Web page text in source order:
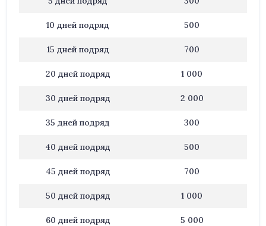
10 дней подряд 500
15 дней подряд 700
20 дней подряд 1 000
30 дней подряд 2 000
35 дней подряд 300
40 дней подряд 500
45 дней подряд 700
50 дней подряд 1 000
60 дней подряд 5 000